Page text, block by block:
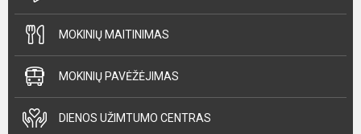
MOKINIŲ MAITINIMAS
MOKINIŲ PAVĖŽĖJIMAS
DIENOS UŽIMTUMO CENTRAS